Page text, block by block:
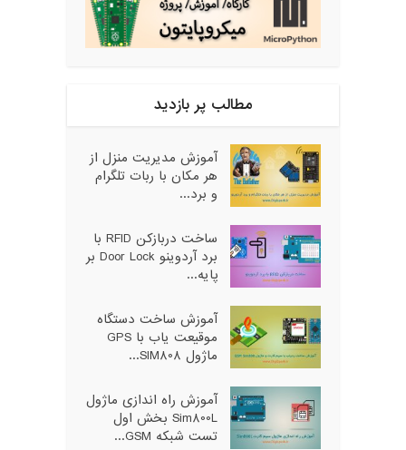
مطالب پر بازدید
آموزش مدیریت منزل از
هر مکان با ربات تلگرام
و برد...
ساخت دربازکن RFID با
برد آردوینو Door Lock بر
پایه...
آموزش ساخت دستگاه
موقیعت یاب با GPS
ماژول SIM808...
آموزش راه اندازی ماژول
Sim800L بخش اول
تست شبکه GSM...